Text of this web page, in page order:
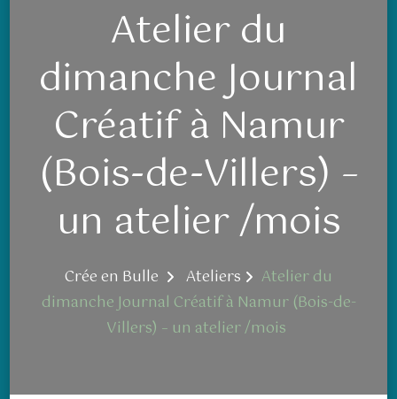
Atelier du
dimanche Journal
Créatif à Namur
(Bois-de-Villers) –
un atelier /mois
Crée en Bulle Ateliers
Atelier du
dimanche Journal Créatif à Namur (Bois-de-
Villers) – un atelier /mois